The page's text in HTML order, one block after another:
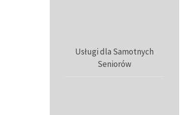
Usługi dla Samotnych
Seniorów